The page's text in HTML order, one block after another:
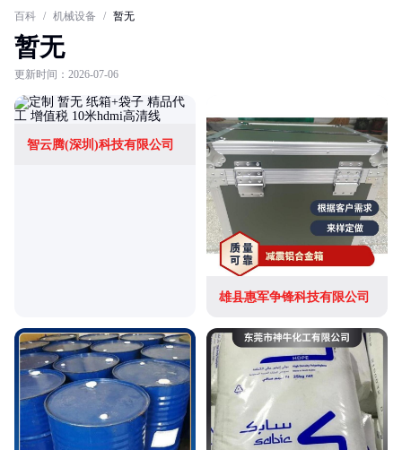
百科 / 机械设备 / 暂无
暂无
更新时间：2026-07-06
智云腾(深圳)科技有限公司
雄县惠军争锋科技有限公司